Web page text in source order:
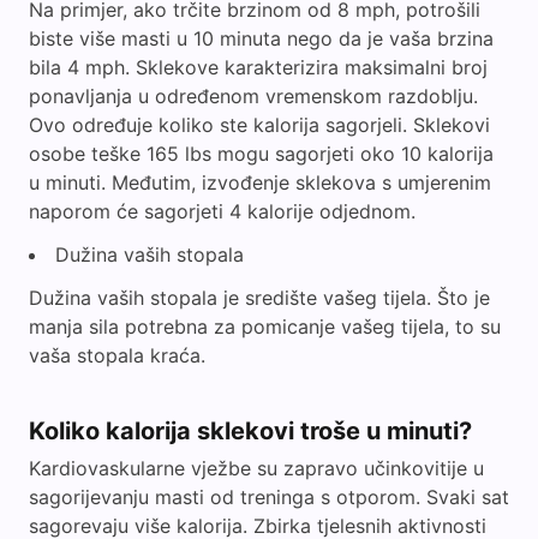
Na primjer, ako trčite brzinom od 8 mph, potrošili
biste više masti u 10 minuta nego da je vaša brzina
bila 4 mph. Sklekove karakterizira maksimalni broj
ponavljanja u određenom vremenskom razdoblju.
Ovo određuje koliko ste kalorija sagorjeli. Sklekovi
osobe teške 165 lbs mogu sagorjeti oko 10 kalorija
u minuti. Međutim, izvođenje sklekova s umjerenim
naporom će sagorjeti 4 kalorije odjednom.
Dužina vaših stopala
Dužina vaših stopala je središte vašeg tijela. Što je
manja sila potrebna za pomicanje vašeg tijela, to su
vaša stopala kraća.
Koliko kalorija sklekovi troše u minuti?
Kardiovaskularne vježbe su zapravo učinkovitije u
sagorijevanju masti od treninga s otporom. Svaki sat
sagorevaju više kalorija. Zbirka tjelesnih aktivnosti